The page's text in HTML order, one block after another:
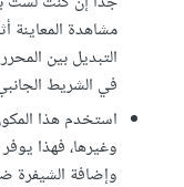
مشاهدة المعاينة
التبديل بين
في الشريط
استخدم هذا
وغيرها، فهذا
وإضافة الشيفرة